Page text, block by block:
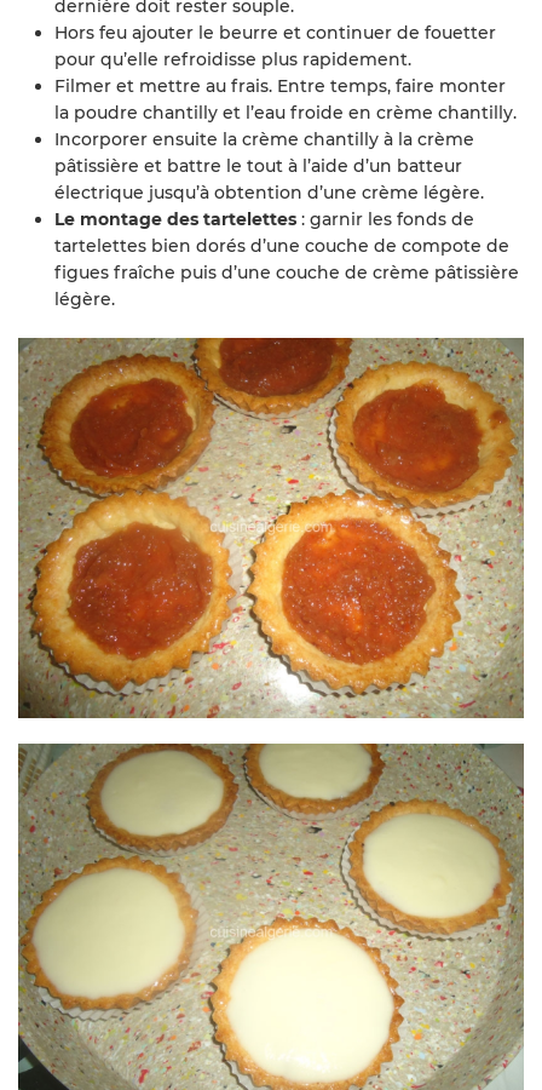
dernière doit rester souple.
Hors feu ajouter le beurre et continuer de fouetter
pour qu’elle refroidisse plus rapidement.
Filmer et mettre au frais. Entre temps, faire monter
la poudre chantilly et l’eau froide en crème chantilly.
Incorporer ensuite la crème chantilly à la crème
pâtissière et battre le tout à l’aide d’un batteur
électrique jusqu’à obtention d’une crème légère.
Le montage des tartelettes : garnir les fonds de
tartelettes bien dorés d’une couche de compote de
figues fraîche puis d’une couche de crème pâtissière
légère.